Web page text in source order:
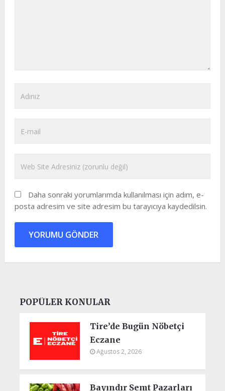
Daha sonraki yorumlarımda kullanılması için adım, e-
posta adresim ve site adresim bu tarayıcıya kaydedilsin.
POPÜLER KONULAR
Tire’de Bugün Nöbetçi
Eczane
Ağustos 2, 2026
Bayındır Semt Pazarları